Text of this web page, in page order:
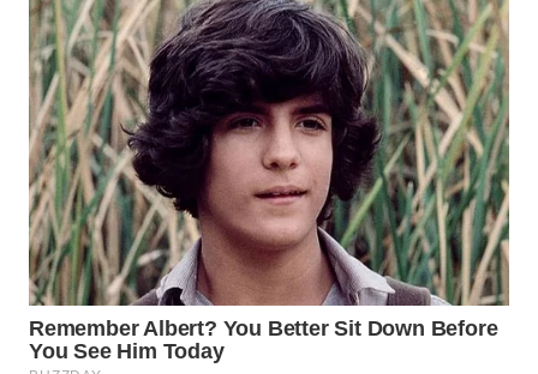
WN
MAJALENGKA
WN
SUBANG
WN
SUKABUMI
WN
PURWAKARTA